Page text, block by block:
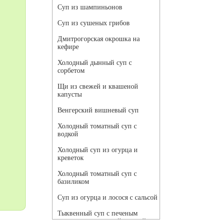
Суп из шампиньонов
Суп из сушеных грибов
Дмитрогорская окрошка на
кефире
Холодный дынный суп с
сорбетом
Щи из свежей и квашеной
капусты
Венгерский вишневый суп
Холодный томатный суп с
водкой
Холодный суп из огурца и
креветок
Холодный томатный суп с
базиликом
Суп из огурца и лосося с сальсой
Тыквенный суп с печеным